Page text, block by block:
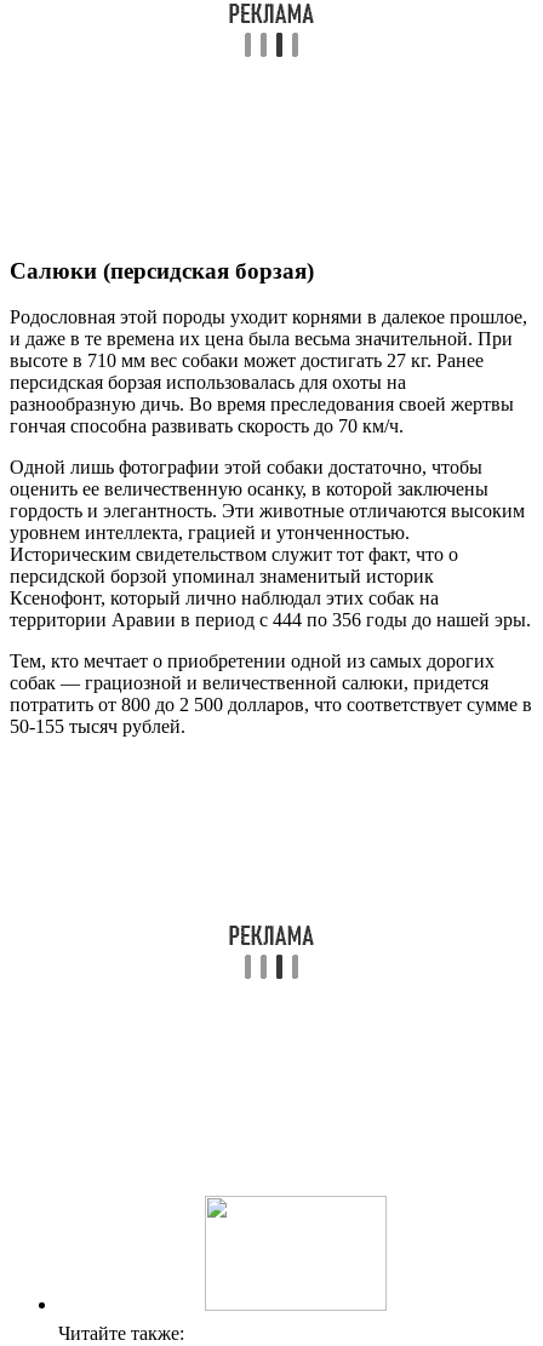
Салюки (персидская борзая)
Родословная этой породы уходит корнями в далекое прошлое,
и даже в те времена их цена была весьма значительной. При
высоте в 710 мм вес собаки может достигать 27 кг. Ранее
персидская борзая использовалась для охоты на
разнообразную дичь. Во время преследования своей жертвы
гончая способна развивать скорость до 70 км/ч.
Одной лишь фотографии этой собаки достаточно, чтобы
оценить ее величественную осанку, в которой заключены
гордость и элегантность. Эти животные отличаются высоким
уровнем интеллекта, грацией и утонченностью.
Историческим свидетельством служит тот факт, что о
персидской борзой упоминал знаменитый историк
Ксенофонт, который лично наблюдал этих собак на
территории Аравии в период с 444 по 356 годы до нашей эры.
Тем, кто мечтает о приобретении одной из самых дорогих
собак — грациозной и величественной салюки, придется
потратить от 800 до 2 500 долларов, что соответствует сумме в
50-155 тысяч рублей.
Читайте также: